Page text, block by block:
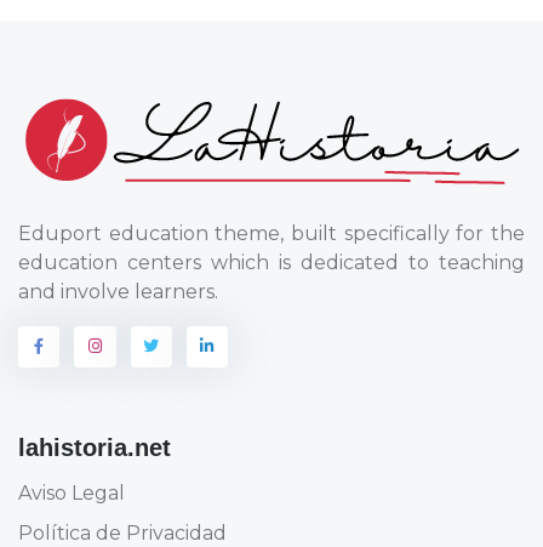
Eduport education theme, built specifically for the
education centers which is dedicated to teaching
and involve learners.
lahistoria.net
Aviso Legal
Política de Privacidad